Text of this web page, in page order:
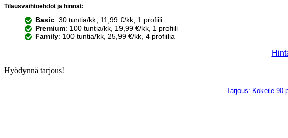
Tilausvaihtoehdot ja hinnat:
Basic: 30 tuntia/kk, 11,99 €/kk, 1 profiili
Premium: 100 tuntia/kk, 19,99 €/kk, 1 profiili
Family: 100 tuntia/kk, 25,99 €/kk, 4 profiilia
Hyödynnä tarjous!
Tarjous: Kokeile 90